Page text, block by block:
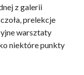
z galerii
prelekcje
warsztaty
niektóre punkty